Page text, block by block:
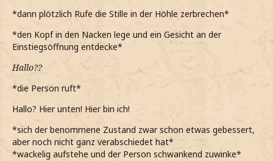
*dann plötzlich Rufe die Stille in der Höhle zerbrechen*
*den Kopf in den Nacken lege und ein Gesicht an der
Einstiegsöffnung entdecke*
Hallo??
*die Person ruft*
Hallo? Hier unten! Hier bin ich!
*sich der benommene Zustand zwar schon etwas gebessert,
aber noch nicht ganz verabschiedet hat*
*wackelig aufstehe und der Person schwankend zuwinke*